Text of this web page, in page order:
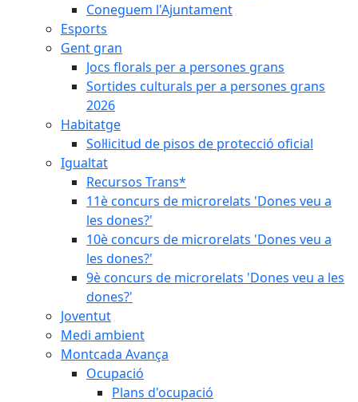
Coneguem l'Ajuntament
Esports
Gent gran
Jocs florals per a persones grans
Sortides culturals per a persones grans
2026
Habitatge
Sol·licitud de pisos de protecció oficial
Igualtat
Recursos Trans*
11è concurs de microrelats 'Dones veu a
les dones?'
10è concurs de microrelats 'Dones veu a
les dones?'
9è concurs de microrelats 'Dones veu a les
dones?'
Joventut
Medi ambient
Montcada Avança
Ocupació
Plans d'ocupació